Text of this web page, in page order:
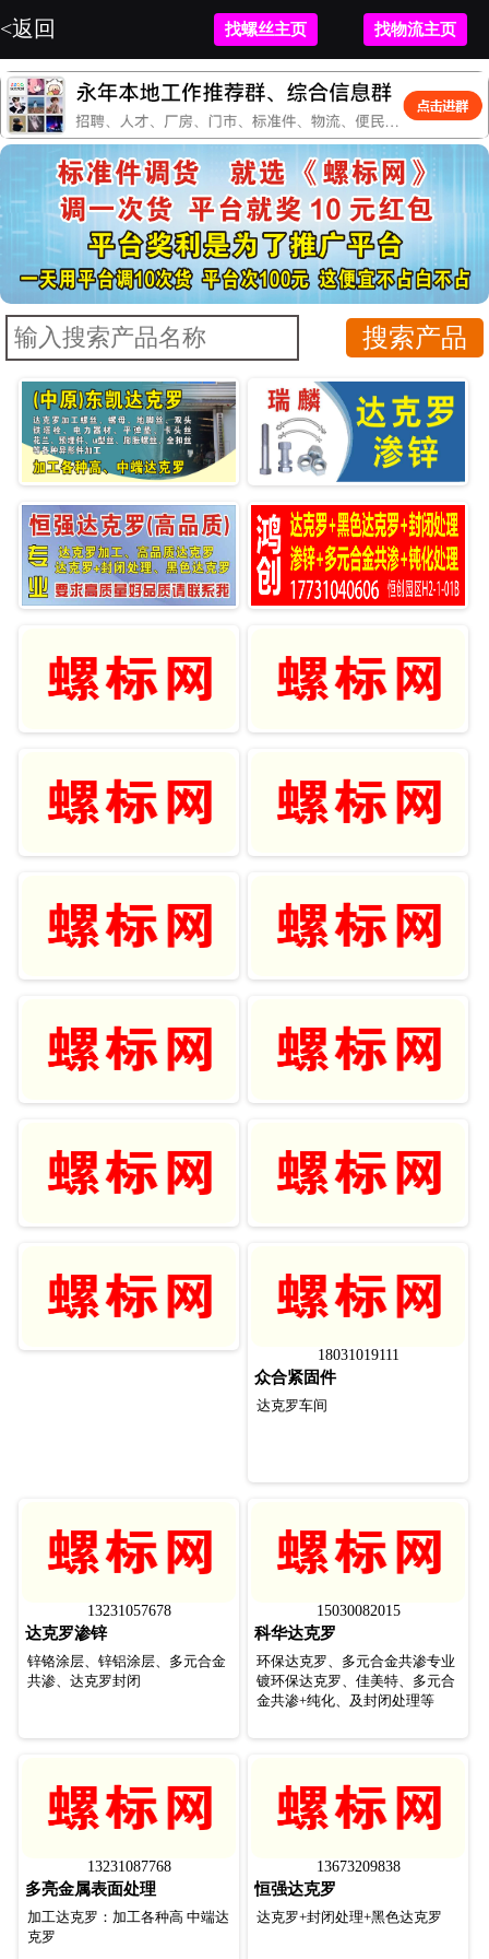
<返回 找螺丝主页 找物流主页
18031019111
众合紧固件
达克罗车间
13231057678
达克罗渗锌
锌铬涂层、锌铝涂层、多元合金
共渗、达克罗封闭
15030082015
科华达克罗
环保达克罗、多元合金共渗专业
镀环保达克罗、佳美特、多元合
金共渗+纯化、及封闭处理等
13231087768
多亮金属表面处理
加工达克罗：加工各种高 中端达
克罗
13673209838
恒强达克罗
达克罗+封闭处理+黑色达克罗